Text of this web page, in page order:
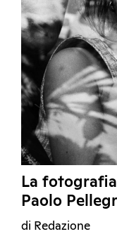
La
Paolo
di Redazione